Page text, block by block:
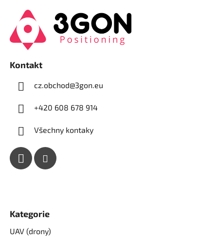
Kontakt
cz.obchod@3gon.eu
+420 608 678 914
Všechny kontaky
Kategorie
UAV (drony)